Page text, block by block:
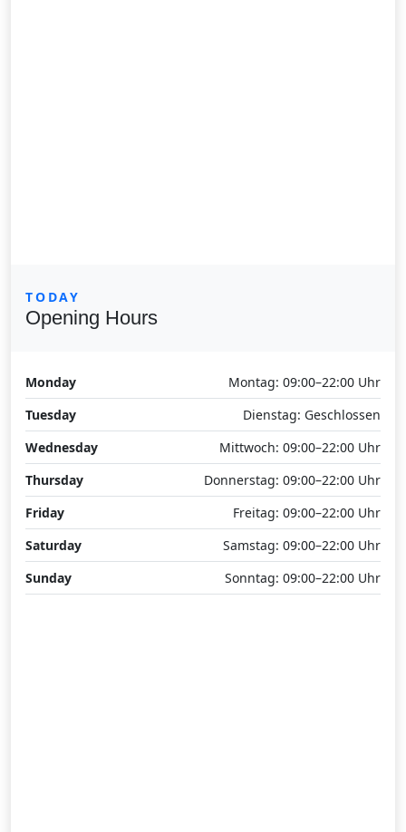
TODAY
Opening Hours
Monday
Montag: 09:00–22:00 Uhr
Tuesday
Dienstag: Geschlossen
Wednesday
Mittwoch: 09:00–22:00 Uhr
Thursday
Donnerstag: 09:00–22:00 Uhr
Friday
Freitag: 09:00–22:00 Uhr
Saturday
Samstag: 09:00–22:00 Uhr
Sunday
Sonntag: 09:00–22:00 Uhr